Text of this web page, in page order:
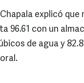
explicó
96.61 con un
de agua y